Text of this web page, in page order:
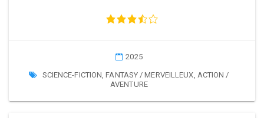
2025
SCIENCE-FICTION,FANTASY / MERVEILLEUX, ACTION /
AVENTURE